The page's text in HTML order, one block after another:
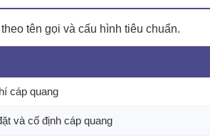
tên gọi và cấu hình tiêu chuẩn.
cáp quang
và cố định cáp quang